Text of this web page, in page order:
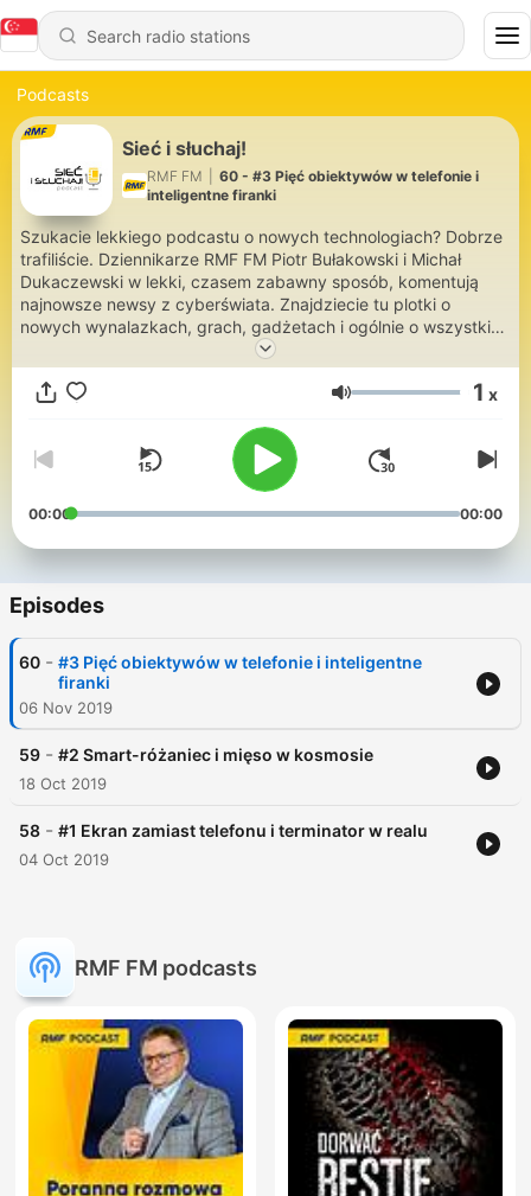
Podcasts
Sieć i słuchaj!
RMF FM
60 - #3 Pięć obiektywów w telefonie i
inteligentne firanki
Szukacie lekkiego podcastu o nowych technologiach? Dobrze
trafiliście. Dziennikarze RMF FM Piotr Bułakowski i Michał
Dukaczewski w lekki, czasem zabawny sposób, komentują
najnowsze newsy z cyberświata. Znajdziecie tu plotki o
nowych wynalazkach, grach, gadżetach i ogólnie o wszystkim,
co można podłączyć do prądu, czy Internetu.
Volume 1 x
00:00 00:00
Episodes
60 - #3 Pięć obiektywów w telefonie i inteligentne
firanki
06 Nov 2019
59 - #2 Smart-różaniec i mięso w kosmosie
18 Oct 2019
58 - #1 Ekran zamiast telefonu i terminator w realu
04 Oct 2019
RMF FM podcasts